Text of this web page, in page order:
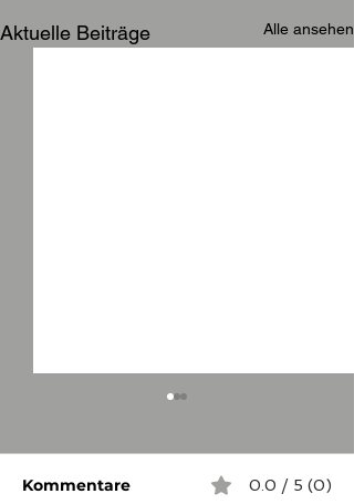
Aktuelle Beiträge Alle ansehen
Kommentare 0.0 / 5 (0)